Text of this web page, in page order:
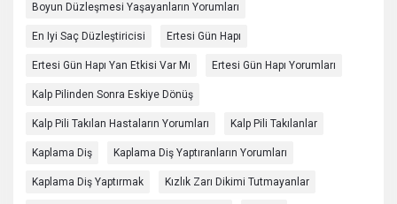
Boyun Düzleşmesi Yaşayanların Yorumları
En Iyi Saç Düzleştiricisi Ertesi Gün Hapı
Ertesi Gün Hapı Yan Etkisi Var Mı Ertesi Gün Hapı Yorumları
Kalp Pilinden Sonra Eskiye Dönüş
Kalp Pili Takılan Hastaların Yorumları Kalp Pili Takılanlar
Kaplama Diş Kaplama Diş Yaptıranların Yorumları
Kaplama Diş Yaptırmak Kızlık Zarı Dikimi Tutmayanlar